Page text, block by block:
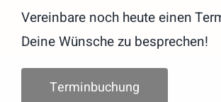
Vereinbare noch heute einen
Deine Wünsche zu besprechen!
Terminbuchung